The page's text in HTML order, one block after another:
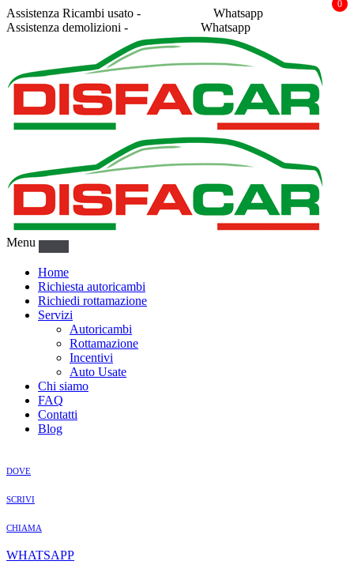
Assistenza Ricambi usato -
Whatsapp
Assistenza demolizioni -
Whatsapp
Menu
Home
Richiesta autoricambi
Richiedi rottamazione
Servizi
Autoricambi
Rottamazione
Incentivi
Auto Usate
Chi siamo
FAQ
Contatti
Blog
DOVE
SCRIVI
CHIAMA
WHATSAPP
0